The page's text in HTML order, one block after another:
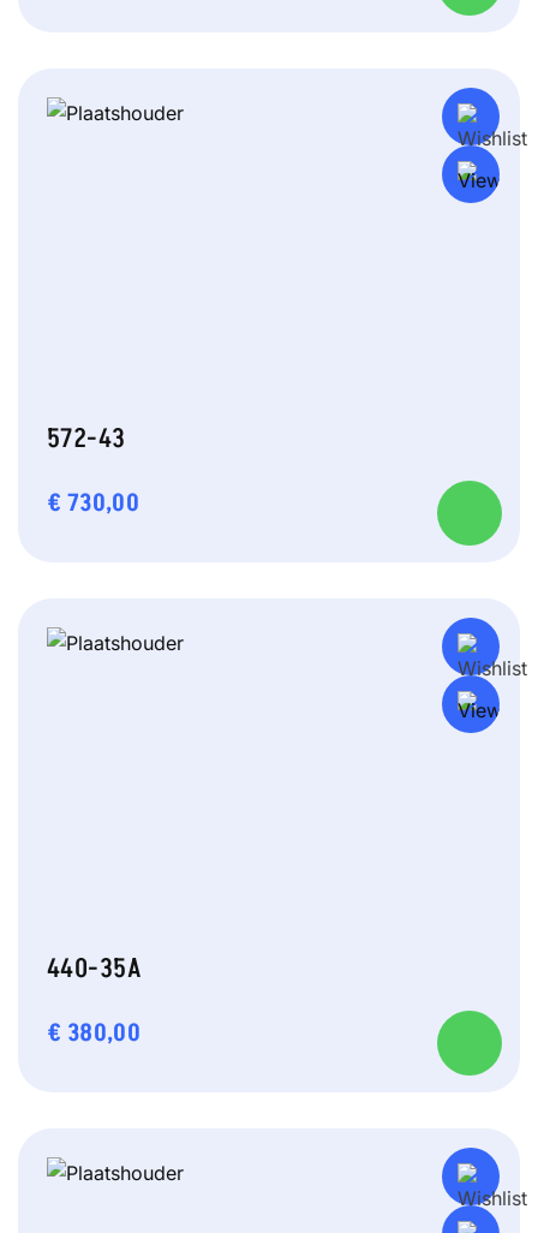
572-43
€ 730,00
440-35A
€ 380,00